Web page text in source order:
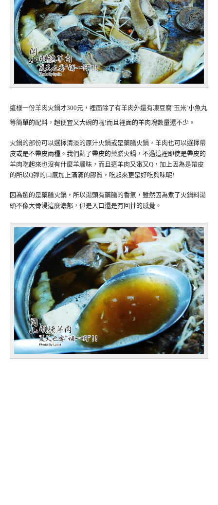
這樣一份羊肉火鍋才300元，裡面除了有羊肉外還有凍豆腐ˋ玉米ˋ小魚丸
等簡單的配料，超便宜又大碗的啦!而且裡面的羊肉塊數量還不少。
火鍋的部份可以選擇清淡的原汁火鍋或是藥膳火鍋，羊肉也可以選擇帶
皮或是不帶皮兩種。我們點了帶皮的藥膳火鍋，不過這裡即使是帶皮的
羊肉吃起來也沒有什麼羊騷味，而且這羊肉又嫩又Q，加上因為是帶皮
的所以Q彈的口感加上滿滿的膠質，吃起來更是好吃夠味呢!
因為選的是藥膳火鍋，所以湯頭有藥膳的香氣，雖然因為煮了火鍋料湯
頭不像大骨湯這麼濃郁，但是入口還是有回甘的感覺。